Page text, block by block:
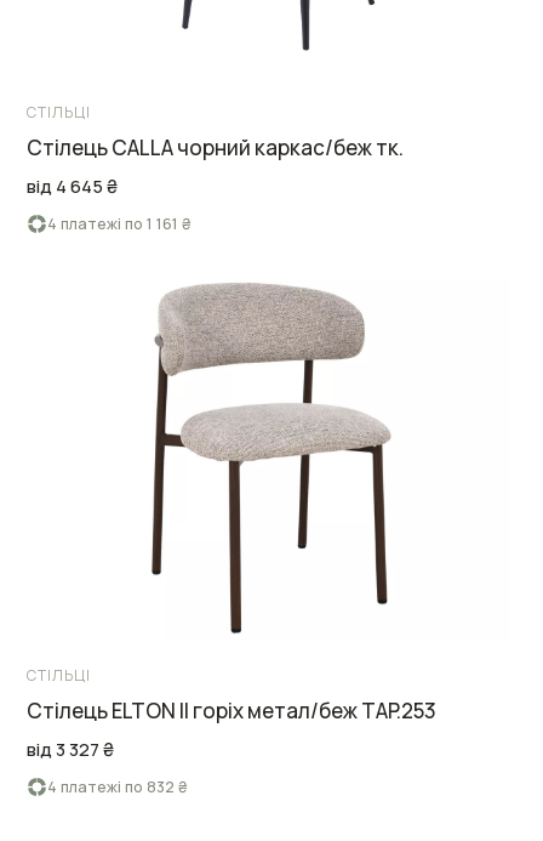
СТІЛЬЦІ
Стілець CALLA чорний каркас/беж тк.
від 4 645 ₴
4 платежі по 1 161 ₴
СТІЛЬЦІ
Стілець ELTON II горіх метал/беж TAP.253
від 3 327 ₴
4 платежі по 832 ₴